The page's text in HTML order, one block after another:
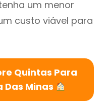
um menor
custo viável para
Quintas Para
Das Minas